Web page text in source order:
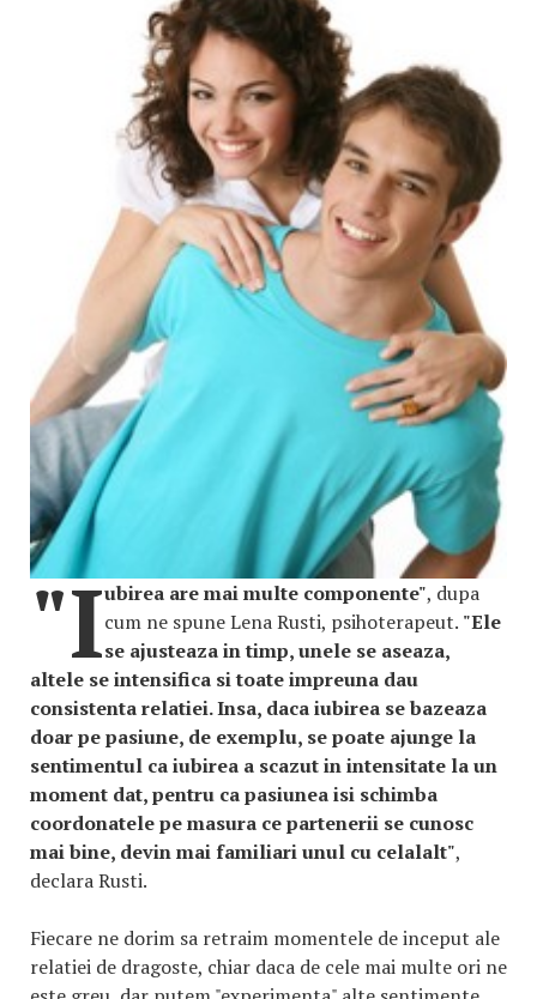
"Iubirea are mai multe componente", dupa
cum ne spune Lena Rusti, psihoterapeut. "Ele
se ajusteaza in timp, unele se aseaza,
altele se intensifica si toate impreuna dau
consistenta relatiei. Insa, daca iubirea se bazeaza
doar pe pasiune, de exemplu, se poate ajunge la
sentimentul ca iubirea a scazut in intensitate la un
moment dat, pentru ca pasiunea isi schimba
coordonatele pe masura ce partenerii se cunosc
mai bine, devin mai familiari unul cu celalalt",
declara Rusti.
Fiecare ne dorim sa retraim momentele de inceput ale
relatiei de dragoste, chiar daca de cele mai multe ori ne